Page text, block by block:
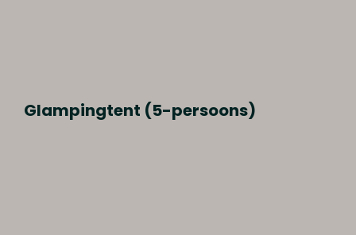
Glampingtent (5-persoons)